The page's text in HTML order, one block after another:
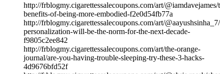
http://frblogmy.cigarettessalecoupons.com/art/@iamdavejames/
benefits-of-being-more-embodied-f2e0d54fb77a
http://frblogmy.cigarettessalecoupons.com/art/
personalization-will-be-the-norm-for-the-next-decade-
f9805c2ee842
http://frblogmy.cigarettessalecoupons.com/art/the-orange-
journal/are-you-having-trouble-sleeping-try-these-3-hacks-
4d9676bfd52f